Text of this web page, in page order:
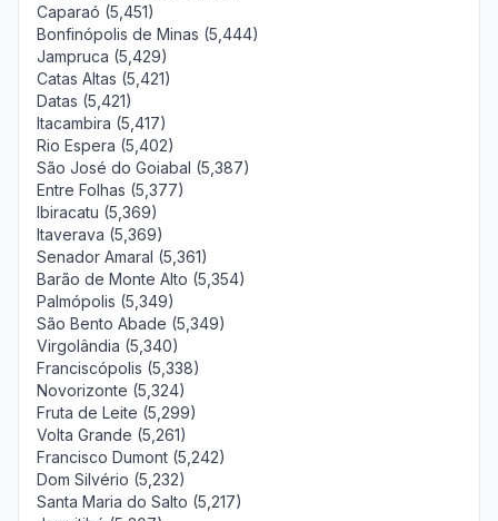
Caparaó (5,451)
Bonfinópolis de Minas (5,444)
Jampruca (5,429)
Catas Altas (5,421)
Datas (5,421)
Itacambira (5,417)
Rio Espera (5,402)
São José do Goiabal (5,387)
Entre Folhas (5,377)
Ibiracatu (5,369)
Itaverava (5,369)
Senador Amaral (5,361)
Barão de Monte Alto (5,354)
Palmópolis (5,349)
São Bento Abade (5,349)
Virgolândia (5,340)
Franciscópolis (5,338)
Novorizonte (5,324)
Fruta de Leite (5,299)
Volta Grande (5,261)
Francisco Dumont (5,242)
Dom Silvério (5,232)
Santa Maria do Salto (5,217)